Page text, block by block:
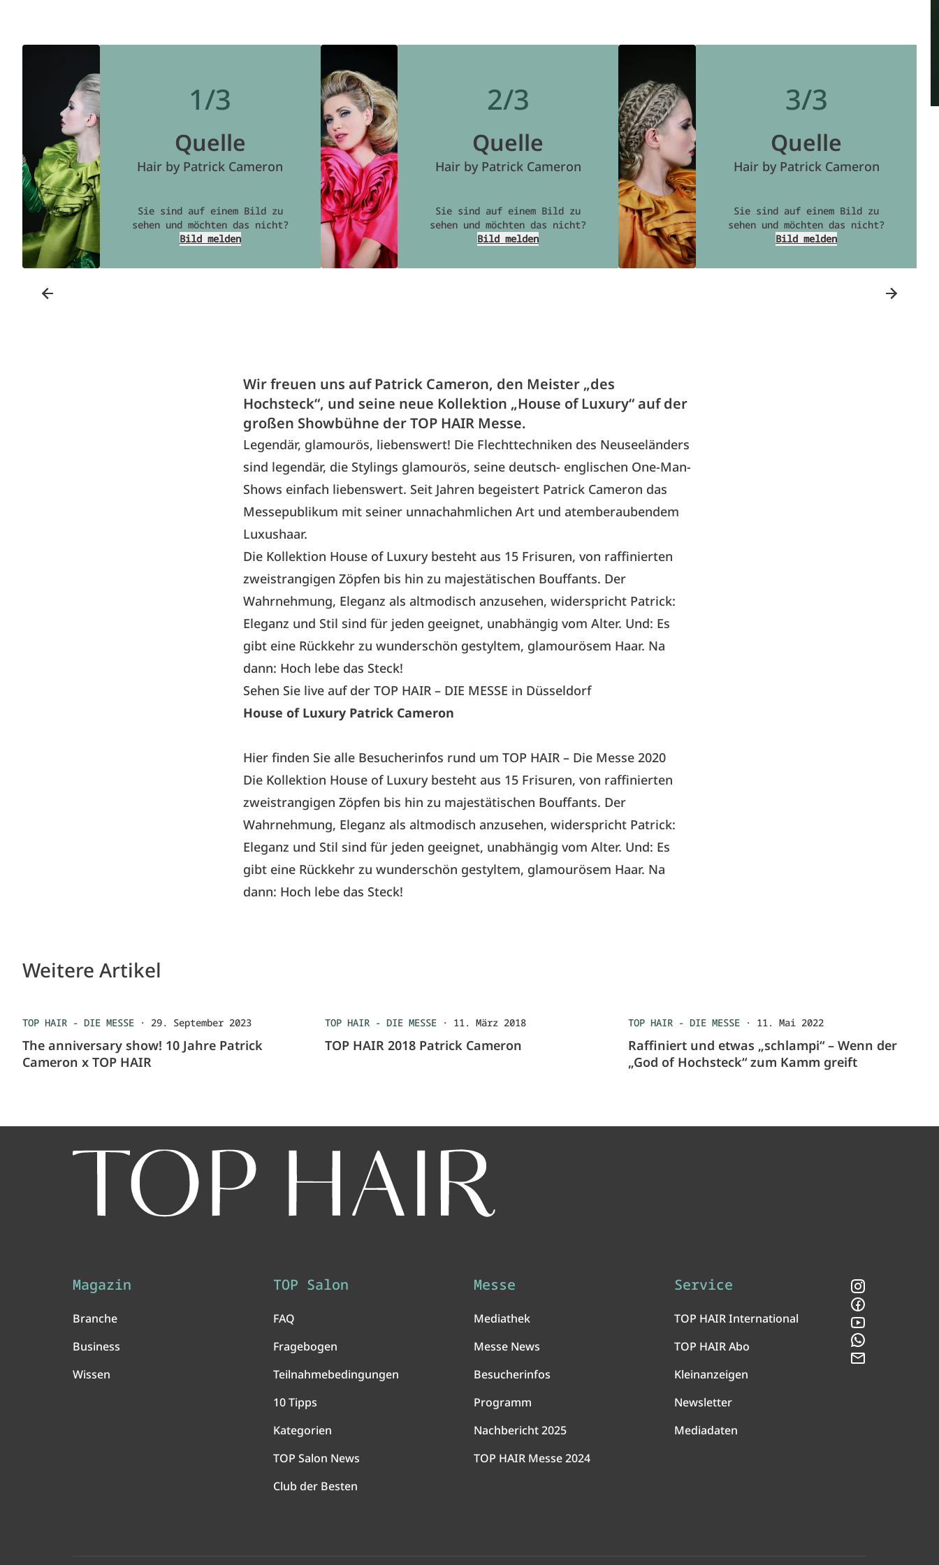
1/3
Quelle
Hair by Patrick Cameron
Sie sind auf einem Bild zu
sehen und möchten das nicht?
Bild melden
2/3
Quelle
Hair by Patrick Cameron
Sie sind auf einem Bild zu
sehen und möchten das nicht?
Bild melden
3/3
Quelle
Hair by Patrick Cameron
Sie sind auf einem Bild zu
sehen und möchten das nicht?
Bild melden
Wir freuen uns auf Patrick Cameron, den Meister „des
Hochsteck“, und seine neue Kollektion „House of Luxury“ auf der
großen Showbühne der TOP HAIR Messe.
Legendär, glamourös, liebenswert! Die Flechttechniken des Neuseeländers
sind legendär, die Stylings glamourös, seine deutsch- englischen One-Man-
Shows einfach liebenswert. Seit Jahren begeistert Patrick Cameron das
Messepublikum mit seiner unnachahmlichen Art und atemberaubendem
Luxushaar.
Die Kollektion House of Luxury besteht aus 15 Frisuren, von raffinierten
zweistrangigen Zöpfen bis hin zu majestätischen Bouffants. Der
Wahrnehmung, Eleganz als altmodisch anzusehen, widerspricht Patrick:
Eleganz und Stil sind für jeden geeignet, unabhängig vom Alter. Und: Es
gibt eine Rückkehr zu wunderschön gestyltem, glamourösem Haar. Na
dann: Hoch lebe das Steck!
Sehen Sie live auf der TOP HAIR – DIE MESSE in Düsseldorf
House of Luxury Patrick Cameron
Hier finden Sie alle Besucherinfos rund um TOP HAIR – Die Messe 2020
Die Kollektion House of Luxury besteht aus 15 Frisuren, von raffinierten
zweistrangigen Zöpfen bis hin zu majestätischen Bouffants. Der
Wahrnehmung, Eleganz als altmodisch anzusehen, widerspricht Patrick:
Eleganz und Stil sind für jeden geeignet, unabhängig vom Alter. Und: Es
gibt eine Rückkehr zu wunderschön gestyltem, glamourösem Haar. Na
dann: Hoch lebe das Steck!
Weitere Artikel
TOP HAIR - DIE MESSE · 29. September 2023
The anniversary show! 10 Jahre Patrick
Cameron x TOP HAIR
TOP HAIR - DIE MESSE · 11. März 2018
TOP HAIR 2018 Patrick Cameron
TOP HAIR - DIE MESSE· 11. Mai 2022
Raffiniert und etwas „schlampi“ – Wenn der
„God of Hochsteck“ zum Kamm greift
Magazin
Branche
Business
Wissen
TOP Salon
FAQ
Fragebogen
Teilnahmebedingungen
10 Tipps
Kategorien
TOP Salon News
Club der Besten
Messe
Mediathek
Messe News
Besucherinfos
Programm
Nachbericht 2025
TOP HAIR Messe 2024
Service
TOP HAIR International
TOP HAIR Abo
Kleinanzeigen
Newsletter
Mediadaten